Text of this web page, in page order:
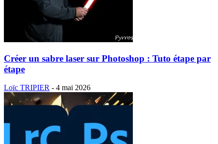
Créer un sabre laser sur Photoshop : Tuto étape par
étape
Loïc TRIPIER - 4 mai 2026